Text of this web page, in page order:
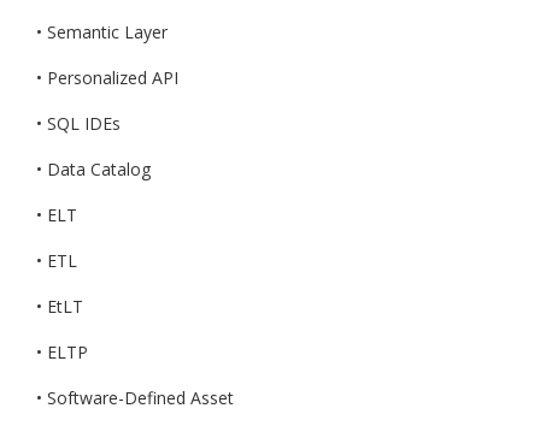
• Semantic Layer
• Personalized API
• SQL IDEs
• Data Catalog
• ELT
• ETL
• EtLT
• ELTP
• Software-Defined Asset